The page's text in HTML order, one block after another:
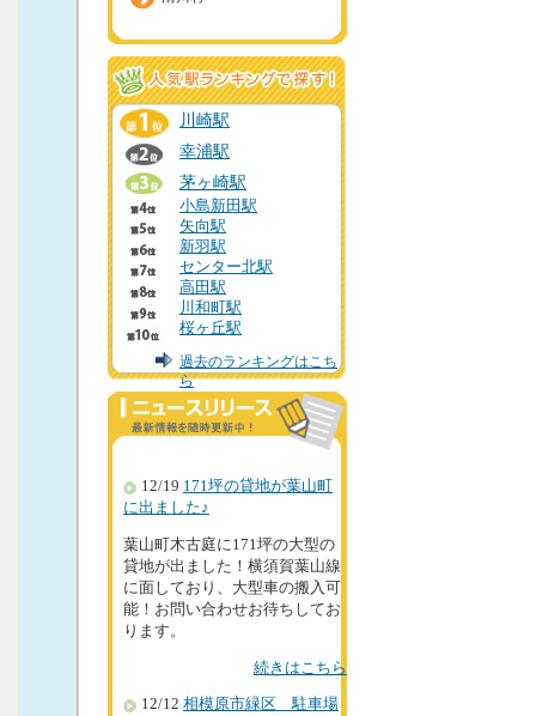
川崎駅
幸浦駅
茅ヶ崎駅
小島新田駅
矢向駅
新羽駅
センター北駅
高田駅
川和町駅
桜ヶ丘駅
過去のランキングはこち
ら
12/19 171坪の貸地が葉山町
に出ました♪
葉山町木古庭に171坪の大型の
貸地が出ました！横須賀葉山線
に面しており、大型車の搬入可
能！お問い合わせお待ちしてお
ります。
続きはこちら
12/12 相模原市緑区 駐車場